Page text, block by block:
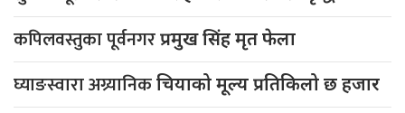
कपिलवस्तुका पूर्वनगरप्रमुख सिंह मृत फेला
घ्याङस्वारा अग्र्यानिकचियाको मूल्य प्रतिकिलो छ हजार